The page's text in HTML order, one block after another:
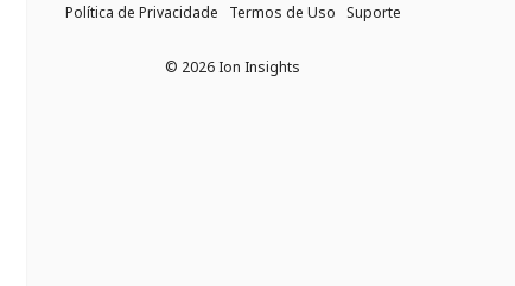
Política de Privacidade Termos de Uso Suporte
© 2026 Ion Insights